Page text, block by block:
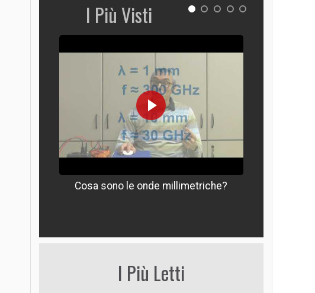
I Più Visti
Cosa sono le onde millimetriche?
I Più Letti